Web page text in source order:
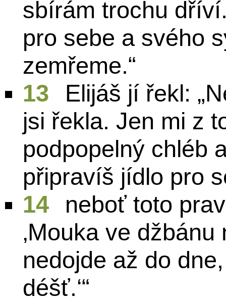
sbírám trochu
pro sebe a svého
zemřeme.“
13
Elijáš jí řekl:
jsi řekla. Jen mi z
podpopelný chléb
připravíš jídlo pro
14
neboť toto
‚Mouka ve
nedojde až do
déšť.‘“